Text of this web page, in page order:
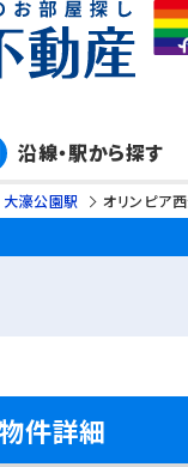
沿線・駅から探す
大濠公園駅 オリンピア
件詳細